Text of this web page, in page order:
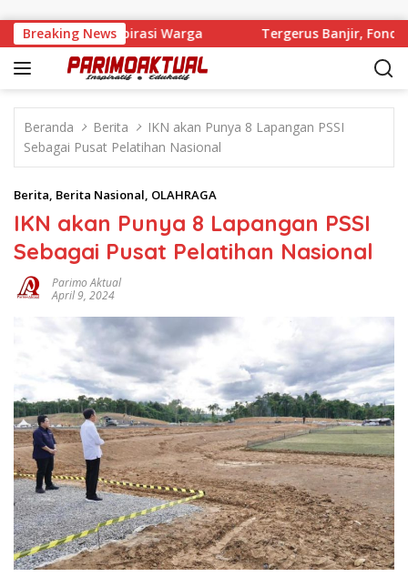
Breaking News
Kawal Aspirasi Warga Tergerus Banjir, Fondasi
Beranda Berita
IKN akan Punya 8 Lapangan PSSI
Sebagai Pusat Pelatihan Nasional
Berita, Berita Nasional, OLAHRAGA
IKN akan Punya 8 Lapangan PSSI
Sebagai Pusat Pelatihan Nasional
Parimo Aktual
April 9, 2024